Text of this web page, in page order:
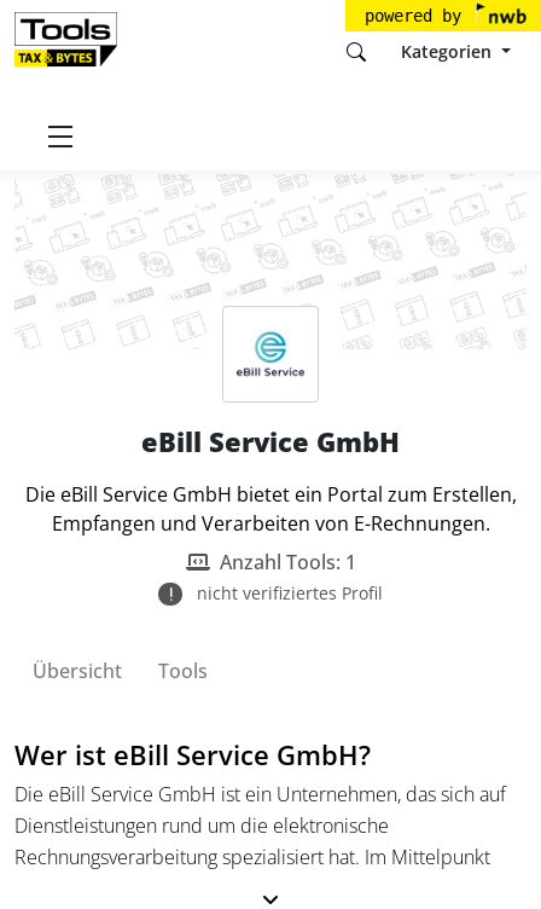
powered by
Kategorien
Startseite
eBill Service GmbH
Die eBill Service GmbH bietet ein Portal zum Erstellen,
Empfangen und Verarbeiten von E-Rechnungen.
Anzahl Tools: 1
nicht verifiziertes Profil
Übersicht Tools
Wer ist eBill Service GmbH?
Die eBill Service GmbH ist ein Unternehmen, das sich auf
Dienstleistungen rund um die elektronische
Rechnungsverarbeitung spezialisiert hat. Im Mittelpunkt